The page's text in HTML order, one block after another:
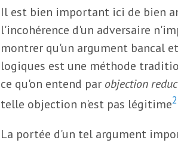
Il est bien important ici de bien
l'incohérence d'un adversaire
montrer qu'un argument bancal
logiques est une méthode
ce qu'on entend par objection
telle objection n'est pas légitime2
La portée d'un tel argument